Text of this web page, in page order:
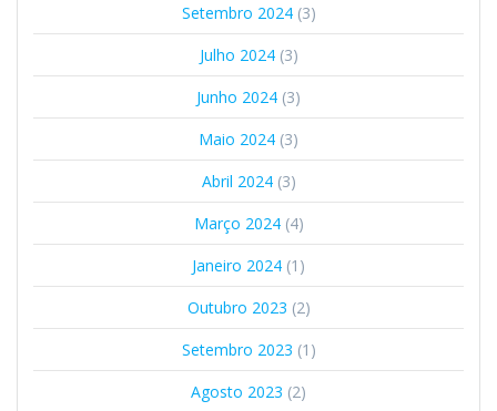
Setembro 2024(3)
Julho 2024(3)
Junho 2024 (3)
Maio 2024 (3)
Abril 2024(3)
Março 2024(4)
Janeiro 2024 (1)
Outubro 2023 (2)
Setembro 2023 (1)
Agosto 2023 (2)